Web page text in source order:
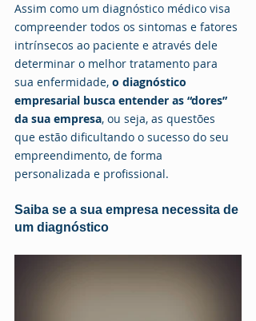
Assim como um diagnóstico médico visa
compreender todos os sintomas e fatores
intrínsecos ao paciente e através dele
determinar o melhor tratamento para
sua enfermidade, o diagnóstico
empresarial busca entender as “dores”
da sua empresa, ou seja, as questões
que estão dificultando o sucesso do seu
empreendimento, de forma
personalizada e profissional.
Saiba se a sua empresa necessita de
um diagnóstico